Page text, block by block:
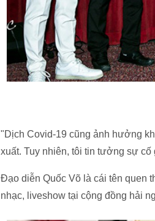
"Dịch Covid-19 cũng ảnh hưởng
xuất. Tuy nhiên, tôi tin tưởng sự
Đạo diễn Quốc Võ là cái tên quen
nhạc, liveshow tại cộng đồng hải